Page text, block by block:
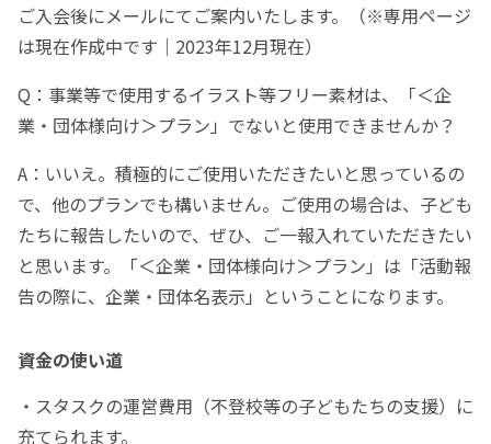
ご入会後にメールにてご案内いたします。（※専用ページ
は現在作成中です｜2023年12月現在）
Q：事業等で使用するイラスト等フリー素材は、「＜企
業・団体様向け＞プラン」でないと使用できませんか？
A：いいえ。積極的にご使用いただきたいと思っているの
で、他のプランでも構いません。ご使用の場合は、子ども
たちに報告したいので、ぜひ、ご一報入れていただきたい
と思います。「＜企業・団体様向け＞プラン」は「活動報
告の際に、企業・団体名表示」ということになります。
資金の使い道
・スタスクの運営費用（不登校等の子どもたちの支援）に
充てられます。